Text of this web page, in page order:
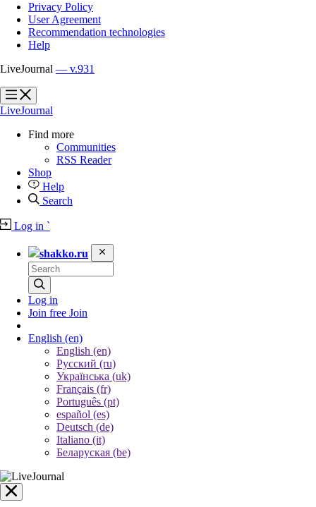
Privacy Policy
User Agreement
Recommendation technologies
Help
LiveJournal — v.931
?
?
LiveJournal
Find more
Communities
RSS Reader
Shop
Help
Search
Log in `
shakko.ru
Log in
Join free Join
English (en)
English (en)
Русский (ru)
Українська (uk)
Français (fr)
Português (pt)
español (es)
Deutsch (de)
Italiano (it)
Беларуская (be)